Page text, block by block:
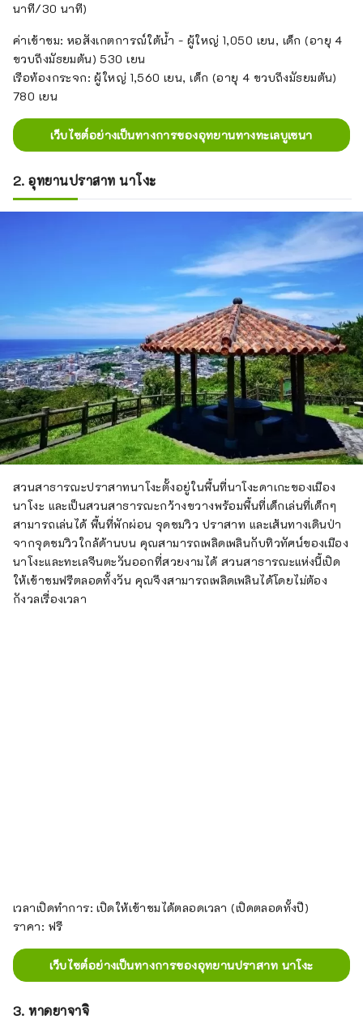
นาที/30 นาที)
ค่าเข้าชม: หอสังเกตการณ์ใต้น้ำ - ผู้ใหญ่ 1,050 เยน, เด็ก (อายุ 4
ขวบถึงมัธยมต้น) 530 เยน
เรือท้องกระจก: ผู้ใหญ่ 1,560 เยน, เด็ก (อายุ 4 ขวบถึงมัธยมต้น)
780 เยน
เว็บไซต์อย่างเป็นทางการของอุทยานทางทะเลบูเซนา
2. อุทยานปราสาท นาโงะ
สวนสาธารณะปราสาทนาโงะตั้งอยู่ในพื้นที่นาโงะดาเกะของเมือง
นาโงะ และเป็นสวนสาธารณะกว้างขวางพร้อมพื้นที่เด็กเล่นที่เด็กๆ
สามารถเล่นได้ พื้นที่พักผ่อน จุดชมวิว ปราสาท และเส้นทางเดินป่า
จากจุดชมวิวใกล้ด้านบน คุณสามารถเพลิดเพลินกับทิวทัศน์ของเมือง
นาโงะและทะเลจีนตะวันออกที่สวยงามได้ สวนสาธารณะแห่งนี้เปิด
ให้เข้าชมฟรีตลอดทั้งวัน คุณจึงสามารถเพลิดเพลินได้โดยไม่ต้อง
กังวลเรื่องเวลา
เวลาเปิดทำการ: เปิดให้เข้าชมได้ตลอดเวลา (เปิดตลอดทั้งปี)
ราคา: ฟรี
เว็บไซต์อย่างเป็นทางการของอุทยานปราสาท นาโงะ
3. หาดยาจาจิ